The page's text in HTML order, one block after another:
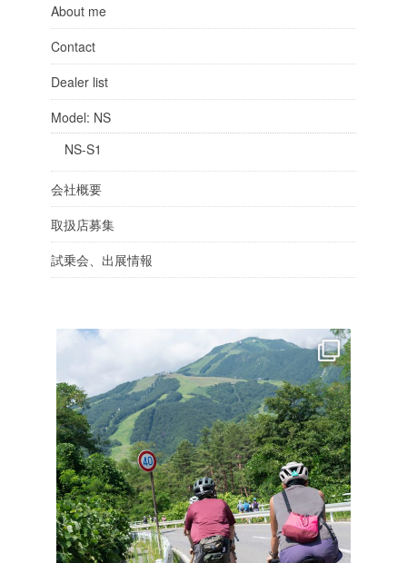
About me
Contact
Dealer list
Model: NS
NS-S1
会社概要
取扱店募集
試乗会、出展情報